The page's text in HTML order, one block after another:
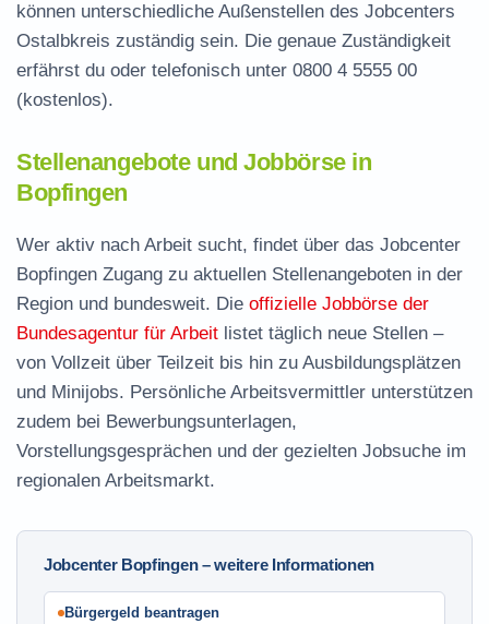
können unterschiedliche Außenstellen des Jobcenters
Ostalbkreis zuständig sein. Die genaue Zuständigkeit
erfährst du oder telefonisch unter 0800 4 5555 00
(kostenlos).
Stellenangebote und Jobbörse in
Bopfingen
Wer aktiv nach Arbeit sucht, findet über das Jobcenter
Bopfingen Zugang zu aktuellen Stellenangeboten in der
Region und bundesweit. Die offizielle Jobbörse der
Bundesagentur für Arbeit listet täglich neue Stellen –
von Vollzeit über Teilzeit bis hin zu Ausbildungsplätzen
und Minijobs. Persönliche Arbeitsvermittler unterstützen
zudem bei Bewerbungsunterlagen,
Vorstellungsgesprächen und der gezielten Jobsuche im
regionalen Arbeitsmarkt.
Jobcenter Bopfingen – weitere Informationen
Bürgergeld beantragen